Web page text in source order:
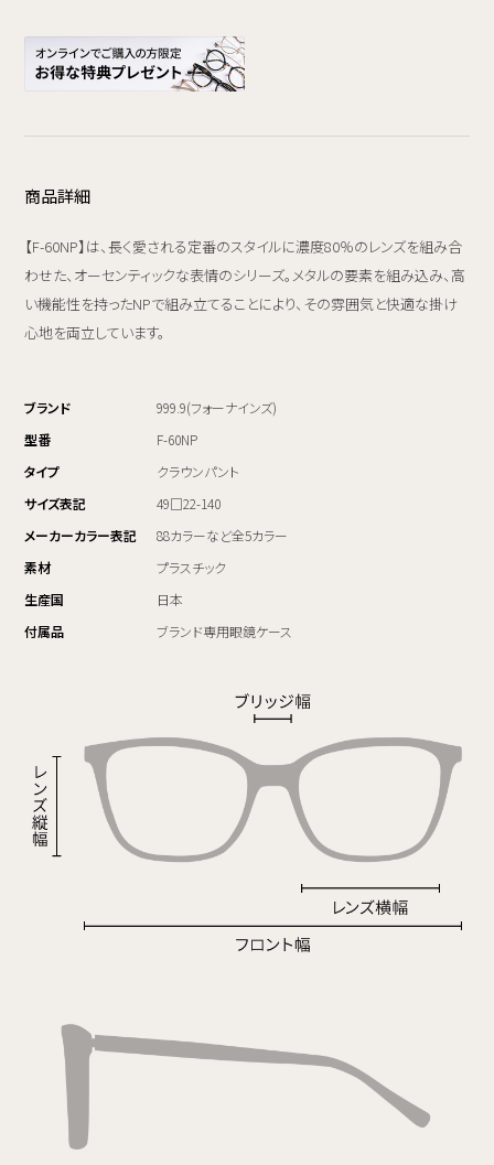
商品詳細
【F-60NP】は、長く愛される定番のスタイルに濃度80％のレンズを組み合
わせた、オーセンティックな表情のシリーズ。メタルの要素を組み込み、高
い機能性を持ったNPで組み立てることにより、その雰囲気と快適な掛け
心地を両立しています。
ブランド
999.9(フォーナインズ)
型番
F-60NP
タイプ
クラウンパント
サイズ表記
49□22-140
メーカーカラー表記
88カラーなど全5カラー
素材
プラスチック
生産国
日本
付属品
ブランド専用眼鏡ケース